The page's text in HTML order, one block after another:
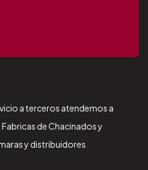
a terceros atendemos a
de Chacinados y
y distribuidores